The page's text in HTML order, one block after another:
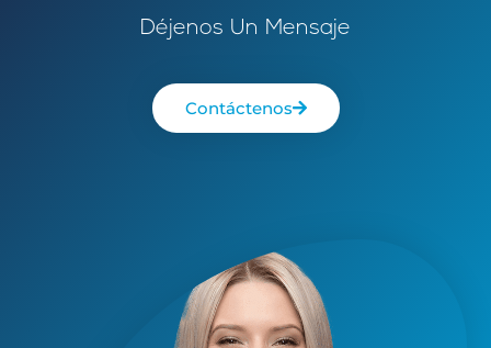
Déjenos Un Mensaje
Contáctenos